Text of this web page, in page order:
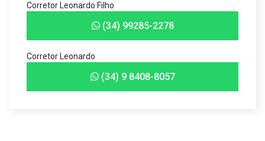
Corretor Leonardo Filho
(34) 99285-2278
Corretor Leonardo
(34) 9 8408-8057